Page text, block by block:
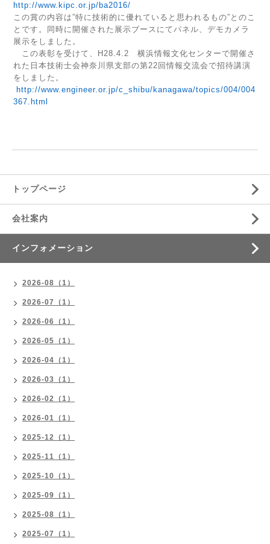
http://www.kipc.or.jp/ba2016/
この賞の内容は”特に技術的に優れていると思われるもの”とのこ
とです。同時に開催された展示ブースにてパネル、デモカメラ
展示をしました。
この表彰を受けて、H28.4.2 横浜情報文化センターで開催さ
れた日本技術士会神奈川県支部の第22回情報交流会で招待講演
をしました。
http://www.engineer.or.jp/c_shibu/kanagawa/topics/004/004
367.html
トップページ
会社案内
インフォメーション
2026-08（1）
2026-07（1）
2026-06（1）
2026-05（1）
2026-04（1）
2026-03（1）
2026-02（1）
2026-01（1）
2025-12（1）
2025-11（1）
2025-10（1）
2025-09（1）
2025-08（1）
2025-07（1）